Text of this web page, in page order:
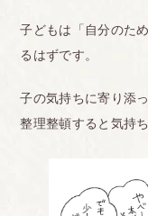
子どもは「自分のた
るはずです。
子の気持ちに寄り添
整理整頓すると気持